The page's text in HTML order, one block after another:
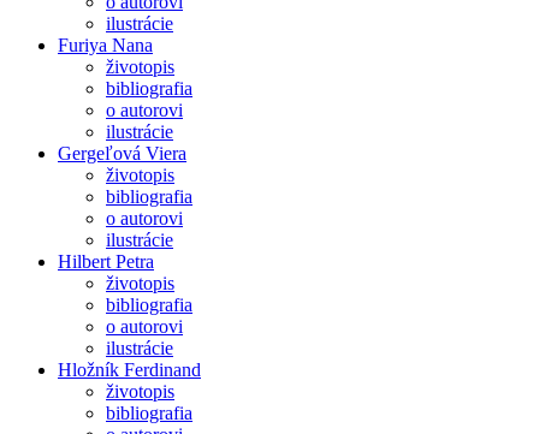
ilustrácie
Furiya Nana
životopis
bibliografia
o autorovi
ilustrácie
Gergeľová Viera
životopis
bibliografia
o autorovi
ilustrácie
Hilbert Petra
životopis
bibliografia
o autorovi
ilustrácie
Hložník Ferdinand
životopis
bibliografia